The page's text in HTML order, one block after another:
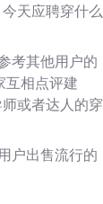
天应聘穿什么
考其他用户的
互相点评建
或者达人的穿
户出售流行的